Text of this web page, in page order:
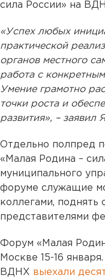
сила России» на
«Успех любых
практической
органов местного
работа с
Умение грамотно
точки роста и
развития», – заявил
Отдельно полпред
«Малая Родина –
муниципального
форуме служащие
коллегами, поднять
представителями
Форум «Малая
Москве 15-16
ВДНХ выехали